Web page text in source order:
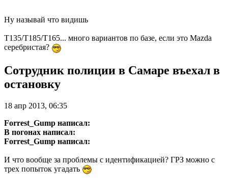
Ну называй что видишь
Т135/Т185/Т165... много вариантов по базе, если это Mazda
серебристая?
Сотрудник полиции в Самаре въехал в
остановку
18 апр 2013, 06:35
Forrest_Gump написал:
В погонах написал:
Forrest_Gump написал:
И что вообще за проблемы с идентификацией? ГРЗ можно с
трех попыток угадать